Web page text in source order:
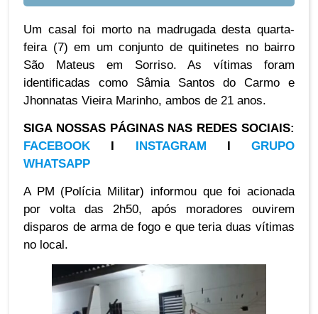
Um casal foi morto na madrugada desta quarta-
feira (7) em um conjunto de quitinetes no bairro
São Mateus em Sorriso. As vítimas foram
identificadas como Sâmia Santos do Carmo e
Jhonnatas Vieira Marinho, ambos de 21 anos.
SIGA NOSSAS PÁGINAS NAS REDES SOCIAIS:
FACEBOOK I INSTAGRAM I GRUPO
WHATSAPP
A PM (Polícia Militar) informou que foi acionada
por volta das 2h50, após moradores ouvirem
disparos de arma de fogo e que teria duas vítimas
no local.